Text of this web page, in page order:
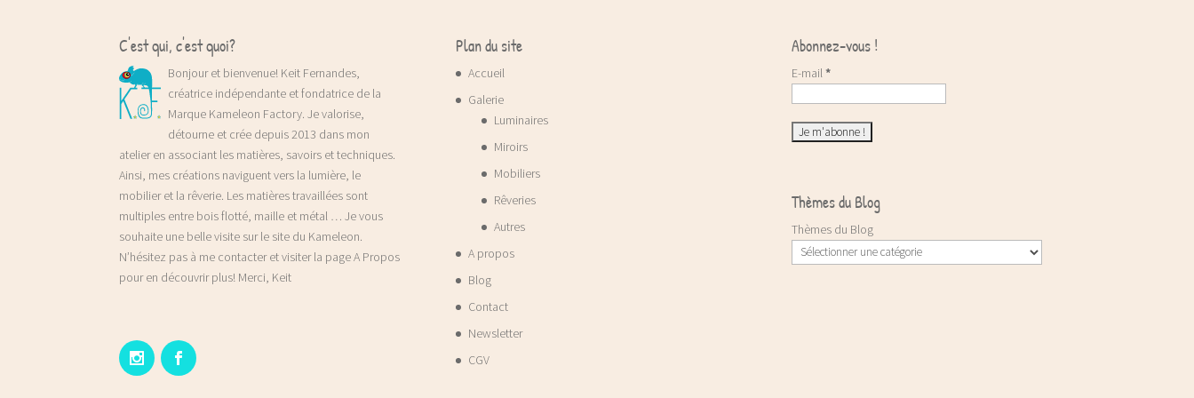
C'est qui, c'est quoi?
Bonjour et bienvenue! Keit Fernandes,
créatrice indépendante et fondatrice de la
Marque Kameleon Factory. Je valorise,
détourne et crée depuis 2013 dans mon
atelier en associant les matières, savoirs et techniques.
Ainsi, mes créations naviguent vers la lumière, le
mobilier et la rêverie. Les matières travaillées sont
multiples entre bois flotté, maille et métal … Je vous
souhaite une belle visite sur le site du Kameleon.
N’hésitez pas à me contacter et visiter la page A Propos
pour en découvrir plus! Merci, Keit
Plan du site
Accueil
Galerie
Luminaires
Miroirs
Mobiliers
Rêveries
Autres
A propos
Blog
Contact
Newsletter
CGV
Abonnez-vous !
E-mail *
Thèmes du Blog
Thèmes du Blog